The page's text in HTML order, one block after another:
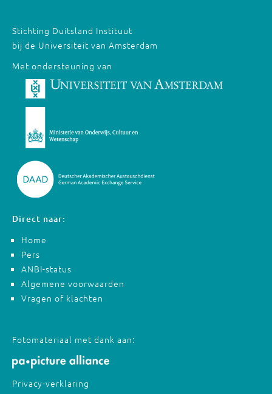
Stichting Duitsland Instituut
bij de Universiteit van Amsterdam
Met ondersteuning van
Direct naar:
Home
Pers
ANBI-status
Algemene voorwaarden
Vragen of klachten
Fotomateriaal met dank aan:
Privacy-verklaring